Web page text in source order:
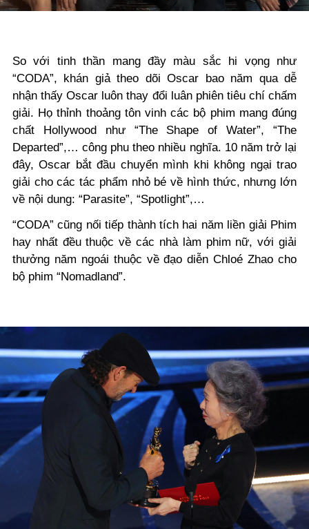
So với tinh thần mang đầy màu sắc hi vọng như
“CODA”, khán giả theo dõi Oscar bao năm qua dễ
nhận thấy Oscar luôn thay đổi luân phiên tiêu chí chấm
giải. Họ thỉnh thoảng tôn vinh các bộ phim mang đúng
chất Hollywood như “The Shape of Water”,“The
Departed”,… công phu theo nhiều nghĩa. 10 năm trở lại
đây, Oscar bắt đầu chuyển mình khi không ngại trao
giải cho các tác phẩm nhỏ bé về hình thức, nhưng lớn
về nội dung: “Parasite”, “Spotlight”,…
“CODA” cũng nối tiếp thành tích hai năm liền giải Phim
hay nhất đều thuộc về các nhà làm phim nữ, với giải
thưởng năm ngoái thuộc về đạo diễnChloé Zhao cho
bộ phim “Nomadland”.